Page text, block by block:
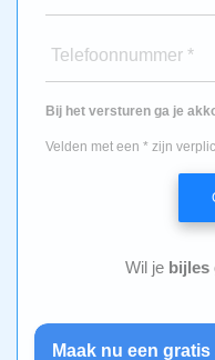
Telefoonnummer *
Bij het versturen ga je
Velden met een * zijn
Wil je bijles
Maak nu een